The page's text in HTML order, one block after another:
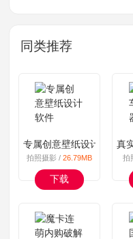
同类推荐
专属创意壁纸设计软件
拍照摄影 / 26.79MB
下载
真
拍